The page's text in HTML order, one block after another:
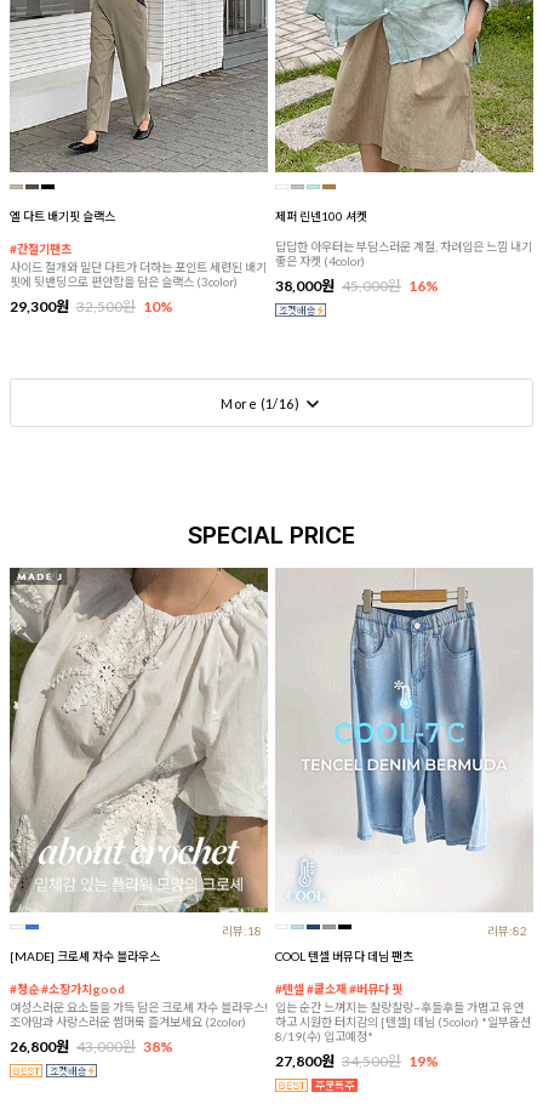
엘 다트 배기핏 슬랙스
#간절기팬츠
사이드 절개와 밑단 다트가 더하는 포인트 세련된 배기
핏에 뒷밴딩으로 편안함을 담은 슬랙스 (3color)
29,300원 32,500원 10%
제퍼 린넨100 셔켓
답답한 아우터는 부담스러운 계절, 차려입은 느낌 내기
좋은 자켓 (4color)
38,000원 45,000원 16%
More (1/16)
SPECIAL PRICE
리뷰:18
[MADE] 크로셰 자수 블라우스
#청순 #소장가치good
여성스러운 요소들을 가득 담은 크로셰 자수 블라우스!
조아맘과 사랑스러운 썸머룩 즐겨보세요 (2color)
26,800원 43,000원 38%
리뷰:82
COOL 텐셀 버뮤다 데님 팬츠
#텐셀 #쿨소재 #버뮤다 핏
입는 순간 느껴지는 찰랑찰랑~후들후들 가볍고 유연
하고 시원한 터치감의 [텐셀] 데님 (5color) *일부옵션
8/19(수) 입고예정*
27,800원 34,500원 19%